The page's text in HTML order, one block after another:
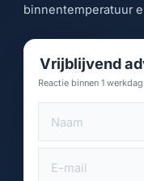
binnentemperatuur
Vrijblijvend
Reactie binnen 1 werkdag